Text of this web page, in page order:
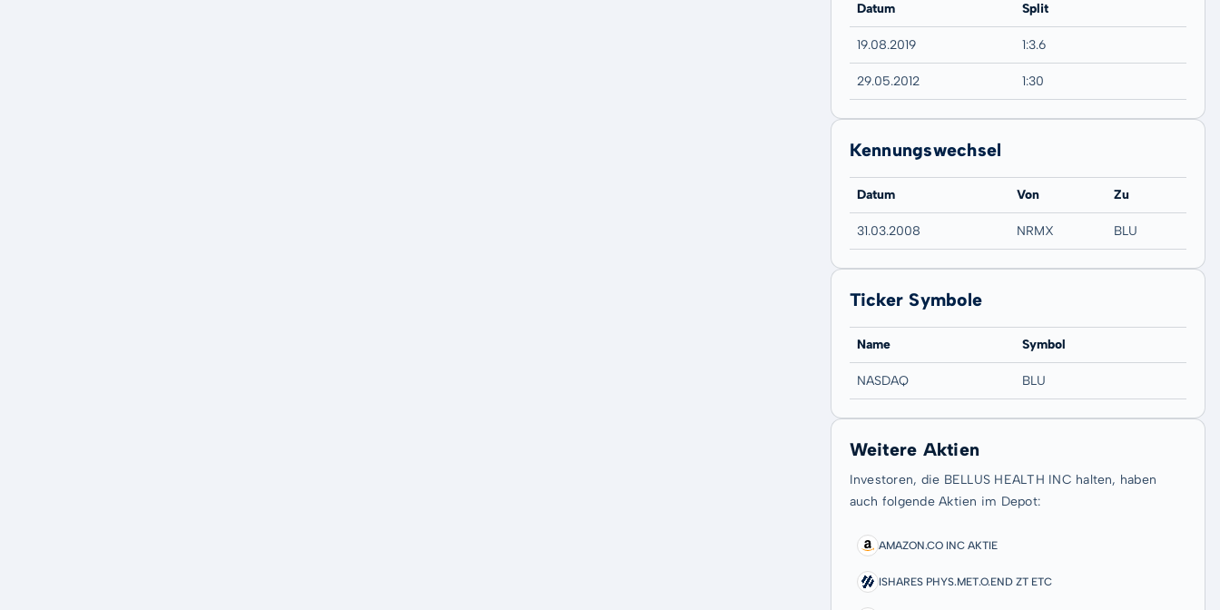
Datum Split
19.08.2019 1:3.6
29.05.2012 1:30
Kennungswechsel
Datum Von Zu
31.03.2008 NRMX BLU
Ticker Symbole
Name Symbol
NASDAQ BLU
Weitere Aktien
Investoren, die BELLUS HEALTH INC halten, haben
auch folgende Aktien im Depot:
AMAZON.CO INC AKTIE
ISHARES PHYS.MET.O.END ZT ETC